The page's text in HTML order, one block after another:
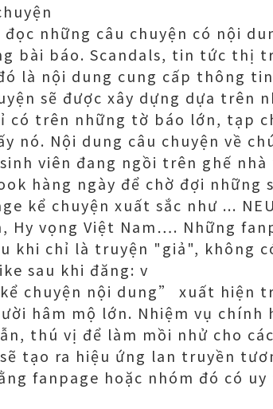
những câu chuyện có nội
bài báo. Scandals, tin tức thị
là nội dung cung cấp thông
sẽ được xây dựng dựa trên
có trên những tờ báo lớn, tạp
nó. Nội dung câu chuyện về
viên đang ngồi trên ghế
hàng ngày để chờ đợi
kể chuyện xuất sắc như ...
Hy vọng Việt Nam…. Những
khi chỉ là truyện "giả", không
sau khi đăng: v
chuyện nội dung” xuất hiện
hâm mộ lớn. Nhiệm vụ chính
thú vị để làm mồi nhử cho
tạo ra hiệu ứng lan truyền
fanpage hoặc nhóm đó có